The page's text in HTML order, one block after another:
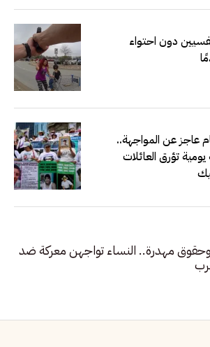
دون احتواء
عاجز عن المواجهة..
تؤرق العائلات
وحقوق مهدرة.. النساء تواجهن معركة ضد